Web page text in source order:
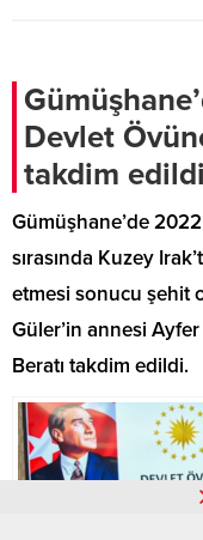
Devlet
takdim edildi
Gümüşhane’de 2022
sırasında Kuzey
etmesi sonucu şehit
Güler’in annesi
Beratı takdim edildi.